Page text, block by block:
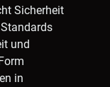
Sicherheit
und
in